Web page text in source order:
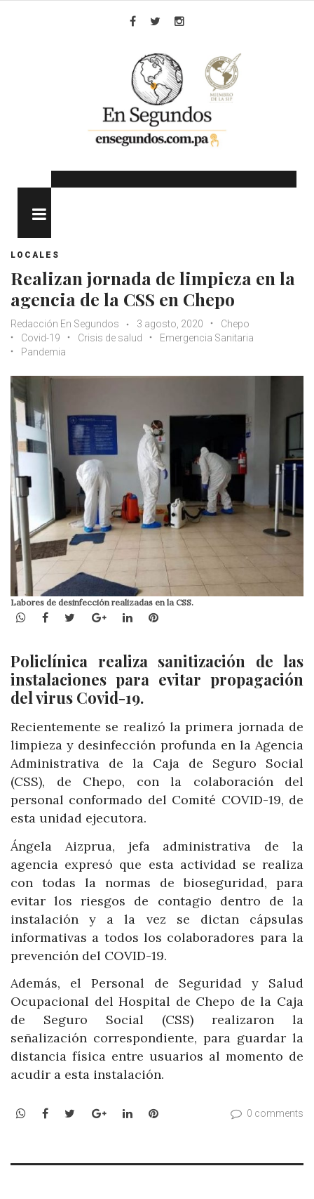
LOCALES
Realizan jornada de limpieza en la
agencia de la CSS en Chepo
Redacción En Segundos 3 agosto, 2020
Chepo
Covid-19
Crisis de salud
Emergencia Sanitaria
Pandemia
Labores de desinfección realizadas en la CSS.
WhatsApp
Facebook
TwitterGoogle+LinkedInPinterest
Policlínica realiza sanitización de las
instalaciones para evitar propagación
del virus Covid-19.
Recientemente se realizó la primera jornada de
limpieza y desinfección profunda en la Agencia
Administrativa de la Caja de Seguro Social
(CSS), de Chepo, con la colaboración del
personal conformado del Comité COVID-19, de
esta unidad ejecutora.
Ángela Aizprua, jefa administrativa de la
agencia expresó que esta actividad se realiza
con todas la normas de bioseguridad, para
evitar los riesgos de contagio dentro de la
instalación y a la vez se dictan cápsulas
informativas a todos los colaboradores para la
prevención del COVID-19.
Además, el Personal de Seguridad y Salud
Ocupacional del Hospital de Chepo de la Caja
de Seguro Social (CSS) realizaron la
señalización correspondiente, para guardar la
distancia física entre usuarios al momento de
acudir a esta instalación.
WhatsApp
Facebook
TwitterGoogle+LinkedInPinterest 0 comments